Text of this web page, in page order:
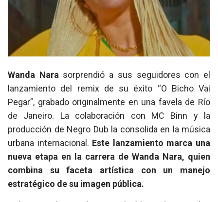
Wanda Nara sorprendió a sus seguidores con el
lanzamiento del remix de su éxito “O Bicho Vai
Pegar”, grabado originalmente en una favela de Río
de Janeiro. La colaboración con MC Binn y la
producción de Negro Dub la consolida en la música
urbana internacional. Este lanzamiento marca una
nueva etapa en la carrera de Wanda Nara, quien
combina su faceta artística con un manejo
estratégico de su imagen pública.